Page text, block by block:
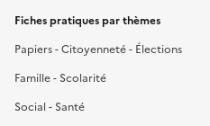
Fiches pratiques par thèmes
Papiers - Citoyenneté - Élections
Famille - Scolarité
Social - Santé